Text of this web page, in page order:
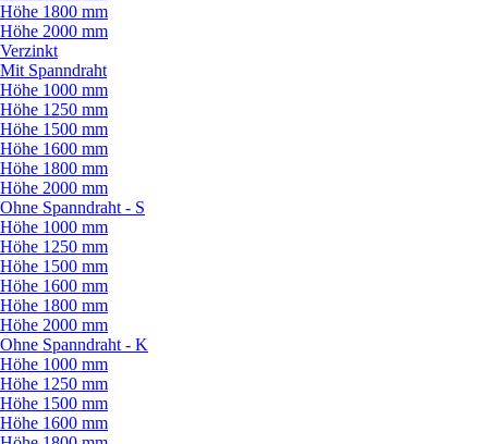
Höhe 1800 mm
Höhe 2000 mm
Verzinkt
Mit Spanndraht
Höhe 1000 mm
Höhe 1250 mm
Höhe 1500 mm
Höhe 1600 mm
Höhe 1800 mm
Höhe 2000 mm
Ohne Spanndraht - S
Höhe 1000 mm
Höhe 1250 mm
Höhe 1500 mm
Höhe 1600 mm
Höhe 1800 mm
Höhe 2000 mm
Ohne Spanndraht - K
Höhe 1000 mm
Höhe 1250 mm
Höhe 1500 mm
Höhe 1600 mm